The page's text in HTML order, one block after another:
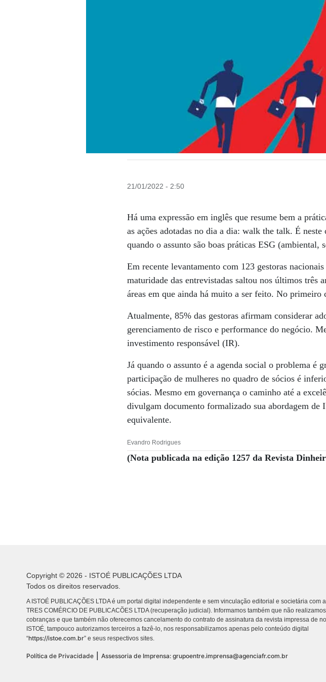
21/01/2022 - 2:50
Há uma expressão em inglês que resume bem a
as ações adotadas no dia a dia: walk the talk. É
quando o assunto são boas práticas ESG (ambiental,
Em recente levantamento com 123 gestoras
maturidade das entrevistadas saltou nos últimos três
áreas em que ainda há muito a ser feito. No primeiro
Atualmente, 85% das gestoras afirmam considerar
gerenciamento de risco e performance do negócio.
investimento responsável (IR).
Já quando o assunto é a agenda social o problema é
participação de mulheres no quadro de sócios é
sócias. Mesmo em governança o caminho até a
divulgam documento formalizado sua abordagem
equivalente.
Evandro Rodrigues
(Nota publicada na edição 1257 da Revista
Copyright © 2026 - ISTOÉ PUBLICAÇÕES LTDA
Todos os direitos reservados.
A ISTOÉ PUBLICAÇÕES LTDA é um portal digital independente e sem vinculação editorial e societária com
TRES COMÉRCIO DE PUBLICACÕES LTDA (recuperação judicial). Informamos também que não realizamos
cobranças e que também não oferecemos cancelamento do contrato de assinatura da revista impressa de
ISTOÉ, tampouco autorizamos terceiros a fazê-lo, nos responsabilizamos apenas pelo conteúdo digital
“https://istoe.com.br” e seus respectivos sites.
Política de Privacidade Assessoria de Imprensa: grupoentre.imprensa@agenciafr.com.br